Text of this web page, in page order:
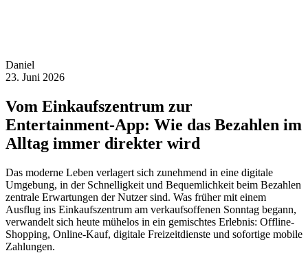
Daniel
23. Juni 2026
Vom Einkaufszentrum zur
Entertainment-App: Wie das Bezahlen im
Alltag immer direkter wird
Das moderne Leben verlagert sich zunehmend in eine digitale
Umgebung, in der Schnelligkeit und Bequemlichkeit beim Bezahlen
zentrale Erwartungen der Nutzer sind. Was früher mit einem
Ausflug ins Einkaufszentrum am verkaufsoffenen Sonntag begann,
verwandelt sich heute mühelos in ein gemischtes Erlebnis: Offline-
Shopping, Online-Kauf, digitale Freizeitdienste und sofortige mobile
Zahlungen.